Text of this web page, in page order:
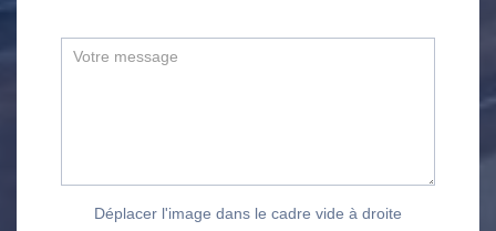
Déplacer l'image dans le cadre vide à droite